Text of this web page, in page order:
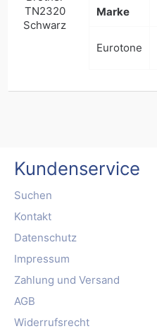
Marke
Eurotone
Kundenservice
Suchen
Kontakt
Datenschutz
Impressum
Zahlung und Versand
AGB
Widerrufsrecht